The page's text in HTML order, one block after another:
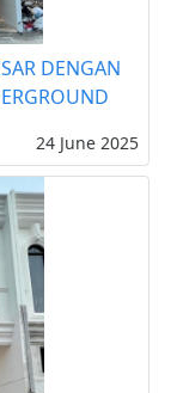
DENGAN
24 June 2025